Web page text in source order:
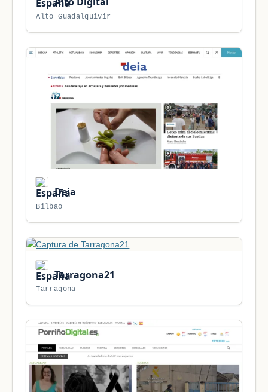
Alto Guadalquivir
Deia
Bilbao
Tarragona21
Tarragona